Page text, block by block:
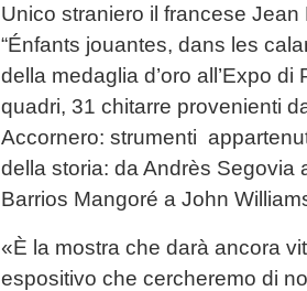
Unico straniero il francese
“Énfants jouantes, dans les
della medaglia d’oro all’Expo
quadri, 31 chitarre provenienti
Accornero: strumenti
della storia: da Andrès Segovia
Barrios Mangoré a John
«È la mostra che darà ancora
espositivo che cercheremo di